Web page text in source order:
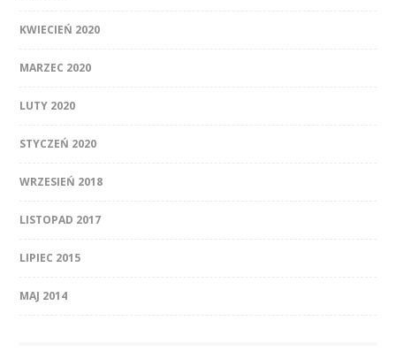
KWIECIEŃ 2020
MARZEC 2020
LUTY 2020
STYCZEŃ 2020
WRZESIEŃ 2018
LISTOPAD 2017
LIPIEC 2015
MAJ 2014